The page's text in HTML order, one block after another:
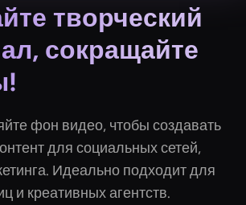
творческий
сокращайте
фон видео, чтобы создавать
для социальных сетей,
Идеально подходит для
и креативных агентств.